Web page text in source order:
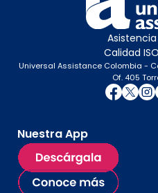
Calidad
Universal Assistance Colombia -
Of. 405
Nuestra App